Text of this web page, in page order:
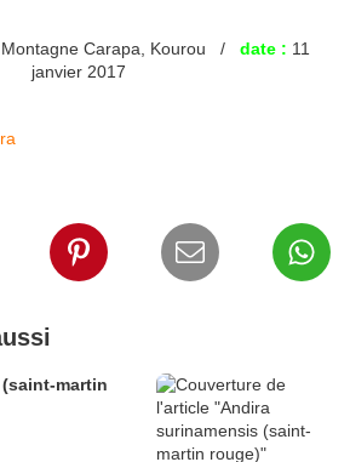
Montagne Carapa, Kourou / date : 11
janvier 2017
martin